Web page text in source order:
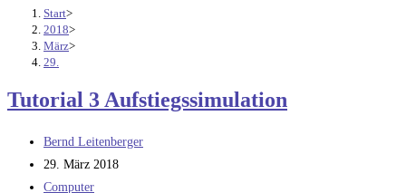
Start>
2018>
März>
29.
Tutorial 3 Aufstiegssimulation
Beitrags-
Autor:
Bernd Leitenberger
Beitrag
veröffentlicht:
29. März 2018
Beitrags-
Computer